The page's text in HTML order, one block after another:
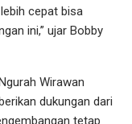
cepat bisa
ini,” ujar Bobby
Wirawan
dukungan dari
tetap